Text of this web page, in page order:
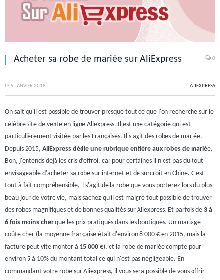
Acheter sa robe de mariée sur AliExpress 0
LE 9 JANVIER 2018 ALIEXPRESS
On sait qu'il est possible de trouver presque tout ce que l'on recherche sur le
célèbre site de vente en ligne Aliexpress. Il est une catégorie qui est
particulièrement visitée par les Françaises. Il s'agit des robes de mariée.
Depuis 2015, AliExpress dédie une rubrique entière aux robes de mariée.
Bon, j'entends déjà les cris d’effroi, car pour certaines il n'est pas du tout
envisageable d'acheter sa robe sur internet et de surcroît en Chine. C'est
tout à fait compréhensible, il s'agit de la robe que vous porterez lors du plus
beau jour de votre vie, mais sachez qu'il est malgré tout possible de trouver
des robes magnifiques et de bonnes qualités sur Aliexpress. Et parfois de 3 à
6 fois moins cher que les prix pratiqués dans les boutiques. Un mariage
coûte cher (la moyenne française était d'environ 8 000 € en 2015, mais la
facture peut vite monter à 15 000 €), et la robe de mariée compte pour
environ 5 à 10% du montant total ce qui n'est pas négligeable. En
commandant votre robe sur Aliexpress, il vous sera possible de vous offrir